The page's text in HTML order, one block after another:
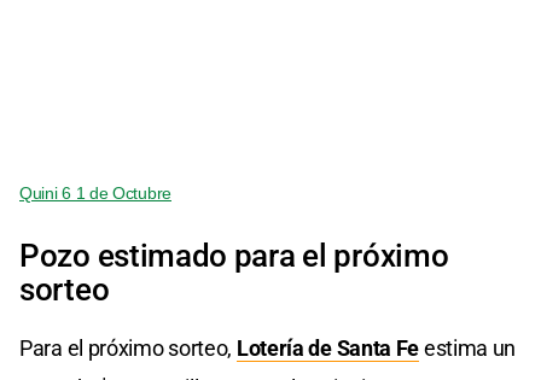
Quini 6 1 de Octubre
Pozo estimado para el próximo
sorteo
Para el próximo sorteo, Lotería de Santa Feestima un